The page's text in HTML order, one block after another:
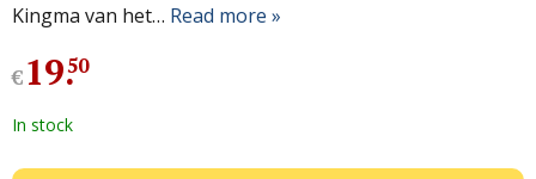
Kingma van het… Read more »
€19.
50
In stock